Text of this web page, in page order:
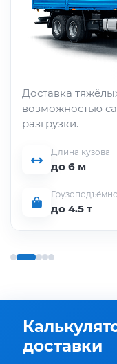
Доставка
возможностью
разгрузки.
Длина кузова
до 6 м
до 4.5 т
доставки